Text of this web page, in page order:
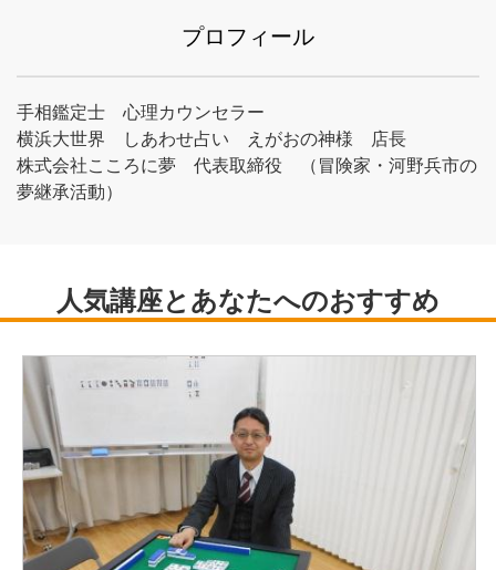
プロフィール
手相鑑定士 心理カウンセラー
横浜大世界 しあわせ占い えがおの神様 店長
株式会社こころに夢 代表取締役 （冒険家・河野兵市の
夢継承活動）